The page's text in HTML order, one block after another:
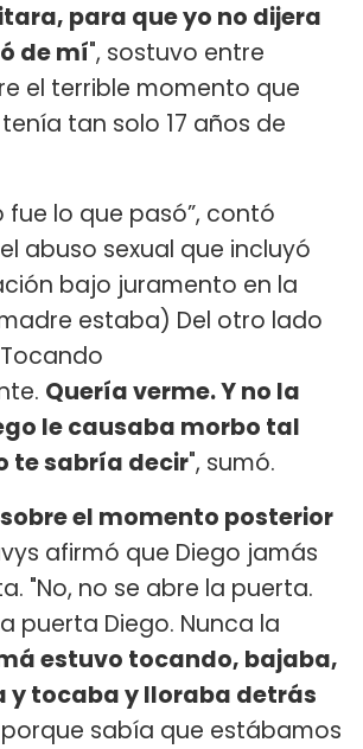
para que yo no dijera
de mí", sostuvo entre
el terrible momento que
tan solo 17 años de
fue lo que pasó”, contó
abuso sexual que incluyó
bajo juramento en la
estaba) Del otro lado
Quería verme. Y no la
le causaba morbo tal
te sabría decir", sumó.
el momento posterior
afirmó que Diego jamás
"No, no se abre la puerta.
puerta Diego. Nunca la
estuvo tocando, bajaba,
y tocaba y lloraba detrás
porque sabía que estábamos